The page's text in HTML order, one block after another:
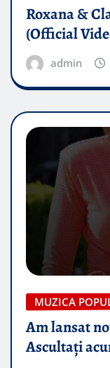
Roxana &
(Official
admin
MUZICA
Am lansat
Ascultați